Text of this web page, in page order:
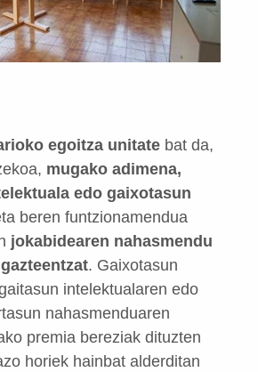
egoitza unitatebat da,
mugako adimena,
edo gaixotasun
beren funtzionamendua
jokabidearen nahasmendu
. Gaixotasun
intelektualaren edo
nahasmenduaren
premia bereziak dituzten
horiek hainbat alderditan